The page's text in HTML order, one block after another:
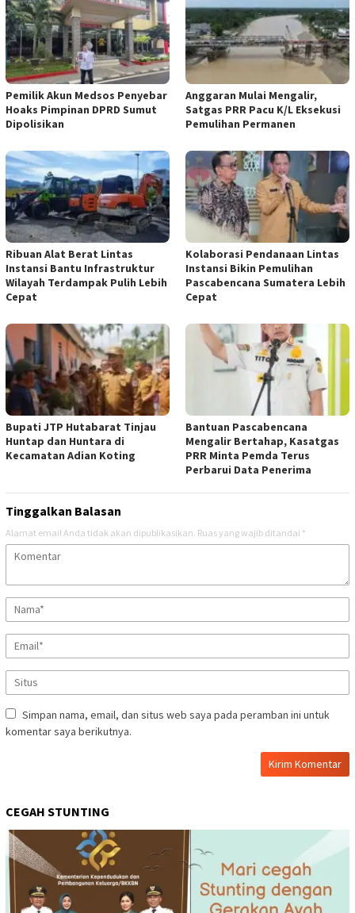
Pemilik Akun Medsos Penyebar
Hoaks Pimpinan DPRD Sumut
Dipolisikan
Anggaran Mulai Mengalir,
Satgas PRR Pacu K/L Eksekusi
Pemulihan Permanen
Ribuan Alat Berat Lintas
Instansi Bantu Infrastruktur
Wilayah Terdampak Pulih Lebih
Cepat
Kolaborasi Pendanaan Lintas
Instansi Bikin Pemulihan
Pascabencana Sumatera Lebih
Cepat
Bupati JTP Hutabarat Tinjau
Huntap dan Huntara di
Kecamatan Adian Koting
Bantuan Pascabencana
Mengalir Bertahap, Kasatgas
PRR Minta Pemda Terus
Perbarui Data Penerima
Tinggalkan Balasan
Alamat email Anda tidak akan dipublikasikan. Ruas yang wajib ditandai *
Simpan nama, email, dan situs web saya pada peramban ini untuk
komentar saya berikutnya.
CEGAH STUNTING